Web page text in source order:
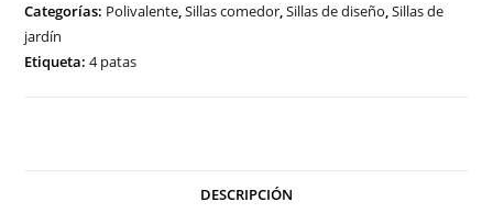
Categorías: Polivalente,Sillas comedor,Sillas de diseño,Sillas de
jardín
Etiqueta:4 patas
DESCRIPCIÓN